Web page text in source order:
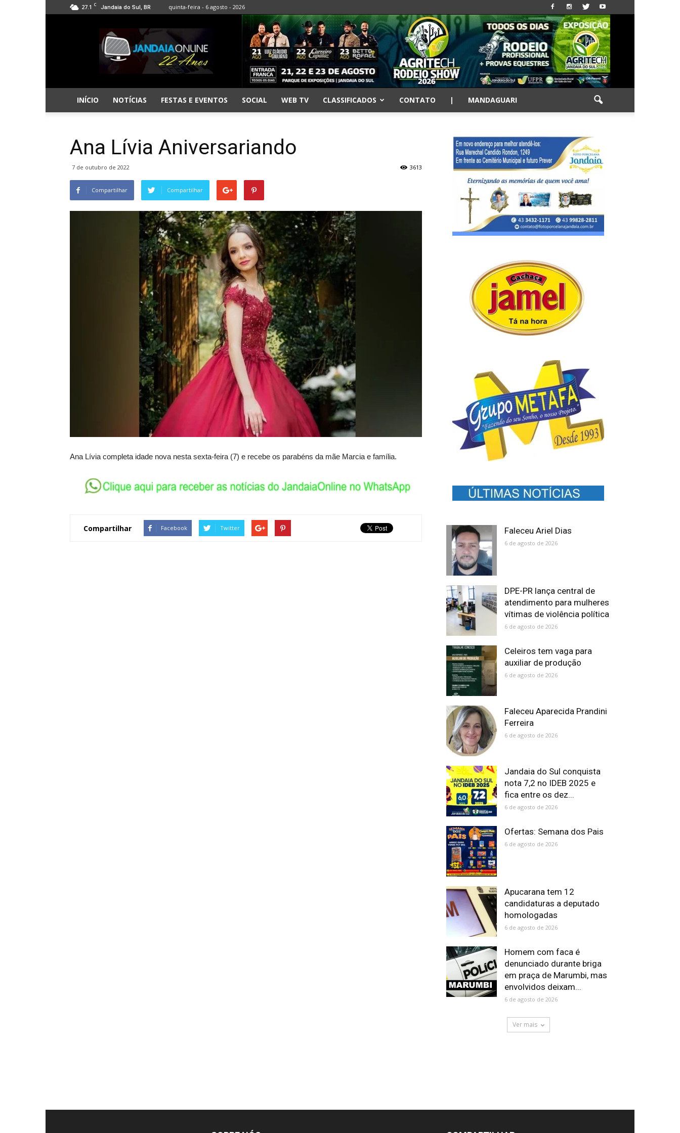
27.1 C Jandaia do Sul, BR quinta-feira - 6 agosto - 2026
Jandaia
Online
INÍCIO NOTÍCIAS FESTAS E EVENTOS SOCIAL WEB TV CLASSIFICADOS CONTATO | MANDAGUARI
Ana Lívia Aniversariando
7 de outubro de 2022 3613
Compartilhar Compartilhar
Ana Lívia completa idade nova nesta sexta-feira (7) e recebe os parabéns da mãe Marcia e família.
Compartilhar Facebook Twitter Faleceu Ariel Dias
6 de agosto de 2026
DPE-PR lança central de
atendimento para mulheres
vítimas de violência política
6 de agosto de 2026
Celeiros tem vaga para
auxiliar de produção
6 de agosto de 2026
Faleceu Aparecida Prandini
Ferreira
6 de agosto de 2026
Jandaia do Sul conquista
nota 7,2 no IDEB 2025 e
fica entre os dez...
6 de agosto de 2026
Ofertas: Semana dos Pais
6 de agosto de 2026
Apucarana tem 12
candidaturas a deputado
homologadas
6 de agosto de 2026
Homem com faca é
denunciado durante briga
em praça de Marumbi, mas
envolvidos deixam...
6 de agosto de 2026
Ver mais